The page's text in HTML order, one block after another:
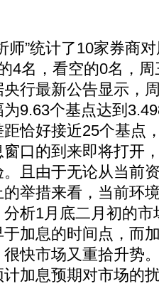
”统计了10家券商对
4名，看空的0名，
行最新公告显示，
9.63个基点达到
恰好接近25个基点
口的到来即将打开
且由于无论从当前
举措来看，当前环
析1月底二月初的
加息的时间点，而
快市场又重拾升势
加息预期对市场的